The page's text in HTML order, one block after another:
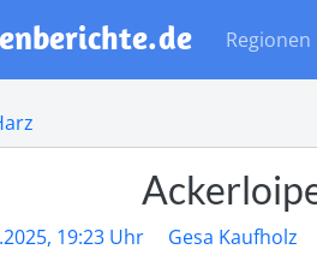
Regionen
19:23 Uhr Gesa Kaufholz